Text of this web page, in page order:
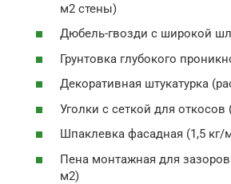
м2 стены)
Дюбель-гвозди с широкой
Грунтовка глубокого
Декоративная штукатурка
Уголки с сеткой для
Шпаклевка фасадная (1,5 кг/
Пена монтажная для
м2)